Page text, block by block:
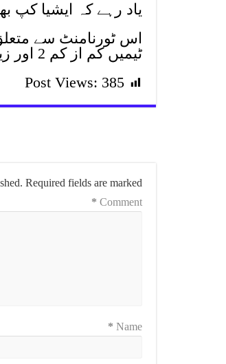
یاد رہے کہ ایشیا کپ بھارت کی
اس ٹورنامنٹ سے
ٹیمیں کم از کم 2 اور زیادہ سے زیادہ 3 مرتبہ آمنے سامنے آسکتی ہیں۔
Post Views: 385
Required fields are marked
Comment
*
Name
*